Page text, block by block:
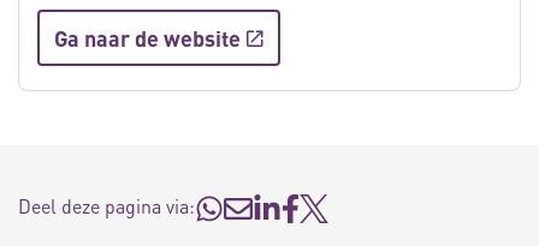
Ga naar de website
Deel deze pagina via: